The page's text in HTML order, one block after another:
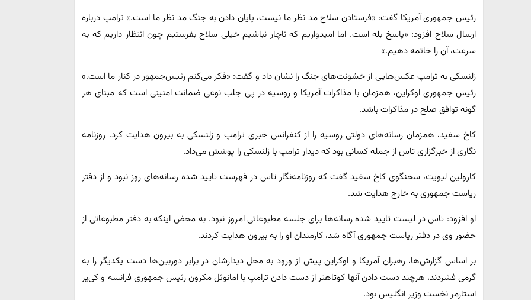
رئیس جمهوری آمریکا گفت: «فرستادن سلاح مد نظر ما نیست، پایان دادن به جنگ مد نظر ما است.» ترامپ درباره
ارسال سلاح افزود: «پاسخ بله است. اما امیدواریم که ناچار نباشیم خیلی سلاح بفرستیم چون انتظار داریم که به
سرعت، آن را خاتمه دهیم.»
زلنسکی به ترامپ عکس‌هایی از خشونت‌های جنگ را نشان داد و گفت: «فکر می‌کنم رئیس‌جمهور در کنار ما است.»
رئیس جمهوری اوکراین، همزمان با مذاکرات آمریکا و روسیه در پی جلب نوعی ضمانت امنیتی است که مبنای هر
گونه توافق صلح در مذاکرات باشد.
کاخ سفید، همزمان رسانه‌های دولتی روسیه را از کنفرانس خبری ترامپ و زلنسکی به بیرون هدایت کرد. روزنامه
نگاری از خبرگزاری تاس از جمله کسانی بود که دیدار ترامپ با زلنسکی را پوشش می‌داد.
کارولین لیویت، سخنگوی کاخ سفید گفت که روزنامه‌نگار تاس در فهرست تایید شده رسانه‌های روز نبود و از دفتر
ریاست جمهوری به خارج هدایت شد.
او افزود: تاس در لیست تایید شده رسانه‌ها برای جلسه مطبوعاتی امروز نبود. به محض اینکه به دفتر مطبوعاتی از
حضور وی در دفتر ریاست جمهوری آگاه شد، کارمندان او را به بیرون هدایت کردند.
بر اساس گزارش‌ها، رهبران آمریکا و اوکراین پیش از ورود به محل دیدارشان در برابر دوربین‌ها دست یکدیگر را به
گرمی فشردند، هرچند دست دادن آنها کوتاهتر از دست دادن ترامپ با امانوئل مکرون رئیس جمهوری فرانسه و کی‌یر
استارمر نخست وزیر انگلیس بود.